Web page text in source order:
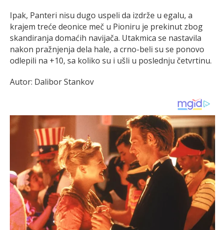
Ipak, Panteri nisu dugo uspeli da izdrže u egalu, a
krajem treće deonice meč u Pioniru je prekinut zbog
skandiranja domaćih navijača. Utakmica se nastavila
nakon pražnjenja dela hale, a crno-beli su se ponovo
odlepili na +10, sa koliko su i ušli u poslednju četvrtinu.
Autor: Dalibor Stankov